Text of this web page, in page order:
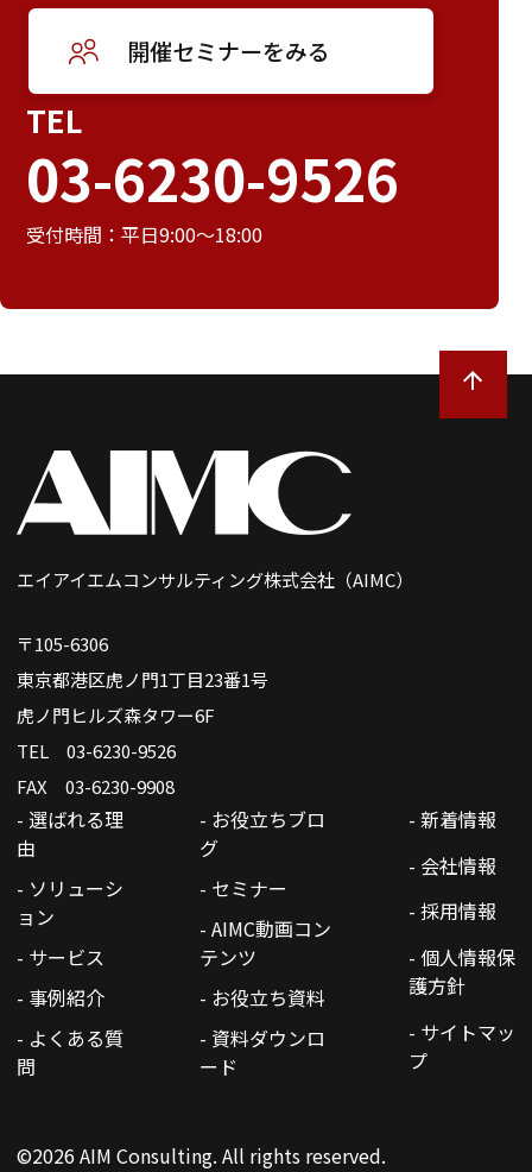
開催セミナーをみる
TEL
03-6230-9526
受付時間：平日9:00～18:00
エイアイエムコンサルティング株式会社（AIMC）
〒105-6306
東京都港区虎ノ門1丁目23番1号
虎ノ門ヒルズ森タワー6F
TEL 03-6230-9526
FAX 03-6230-9908
- 選ばれる理
由
- ソリューシ
ョン
- サービス
- 事例紹介
- よくある質
問
- お役立ちブロ
グ
- セミナー
- AIMC動画コン
テンツ
- お役立ち資料
- 資料ダウンロ
ード
- 新着情報
- 会社情報
- 採用情報
- 個人情報保
護方針
- サイトマッ
プ
©2026 AIM Consulting. All rights reserved.